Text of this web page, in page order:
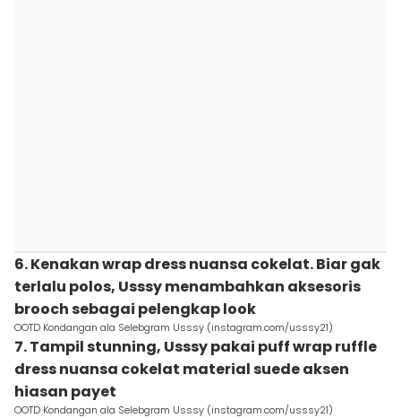
6. Kenakan wrap dress nuansa cokelat. Biar gak
terlalu polos, Usssy menambahkan aksesoris
brooch sebagai pelengkap look
OOTD Kondangan ala Selebgram Usssy (instagram.com/usssy21)
7. Tampil stunning, Usssy pakai puff wrap ruffle
dress nuansa cokelat material suede aksen
hiasan payet
OOTD Kondangan ala Selebgram Usssy (instagram.com/usssy21)